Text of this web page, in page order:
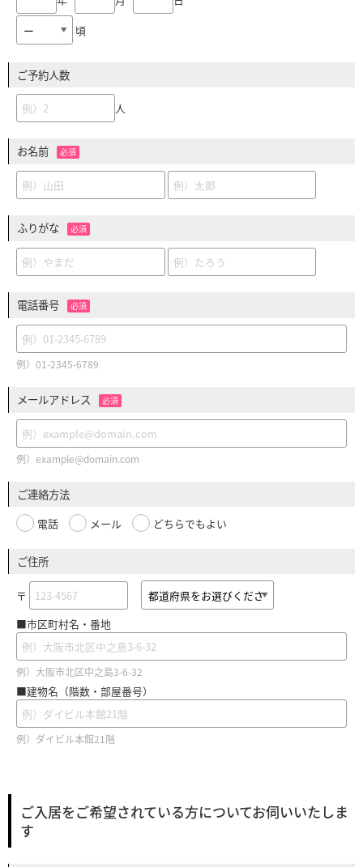
頃
ご予約人数
人
お名前 必須
ふりがな 必須
電話番号 必須
例）01-2345-6789
メールアドレス 必須
例）example@domain.com
ご連絡方法
電話 メール どちらでもよい
ご住所
〒
■市区町村名・番地
例）大阪市北区中之島3-6-32
■建物名（階数・部屋番号）
例）ダイビル本館21階
ご入居をご希望されている方についてお伺いいたしま
す